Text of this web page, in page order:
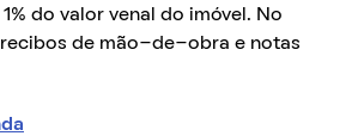
do valor venal do imóvel. No
de mão-de-obra e notas